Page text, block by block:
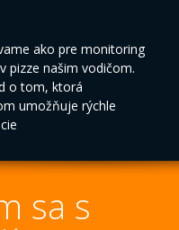
ako pre monitoring
pizze našim vodičom.
o tom, ktorá
umožňuje rýchle
sa s